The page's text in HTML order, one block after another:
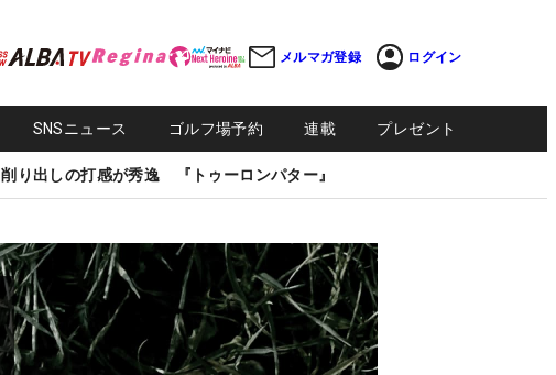
メルマガ登録 ログイン
SNSニュース ゴルフ場予約 連載 プレゼント
削り出しの打感が秀逸 『トゥーロンパター』